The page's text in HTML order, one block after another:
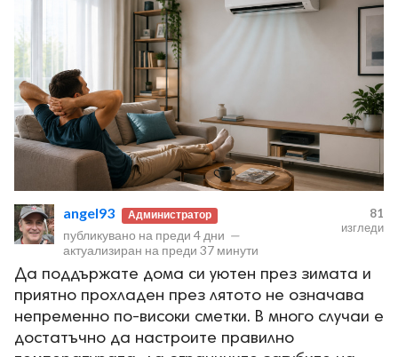
angel93 Администратор
публикувано на преди 4 дни —
актуализиран на преди 37 минути
81
изгледи
Да поддържате дома си уютен през зимата и
приятно прохладен през лятото не означава
непременно по-високи сметки. В много случаи е
достатъчно да настроите правилно